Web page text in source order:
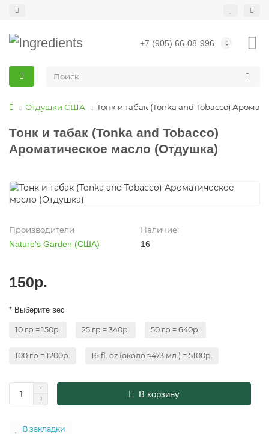
+7 (905) 66-08-996
Отдушки США Тонк и табак (Tonka and Tobacco)
Тонк и табак (Tonka and Tobacco)
Ароматическое масло (Отдушка)
Производители
Nature's Garden (США)
Наличие:
16
150р.
* Выберите вес
10 гр = 150р. 25 гр = 340р. 50 гр = 640р.
100 гр = 1200р. 16 fl. oz (около ≈473 мл.) = 5100р.
В корзину
В закладки